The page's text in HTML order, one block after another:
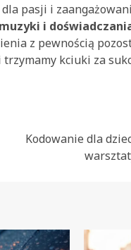
pasji i
i
z pewnością
kciuki za
Kodowanie dla